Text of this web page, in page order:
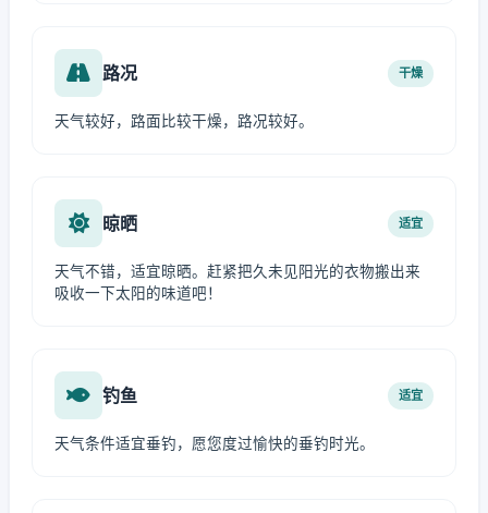
路况 干燥
天气较好，路面比较干燥，路况较好。
晾晒 适宜
天气不错，适宜晾晒。赶紧把久未见阳光的衣物搬出来
吸收一下太阳的味道吧！
钓鱼 适宜
天气条件适宜垂钓，愿您度过愉快的垂钓时光。